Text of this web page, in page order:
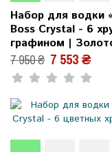
Набор для водки
Boss Crystal - 6
графином |
7 950 ₴ 7 553 ₴